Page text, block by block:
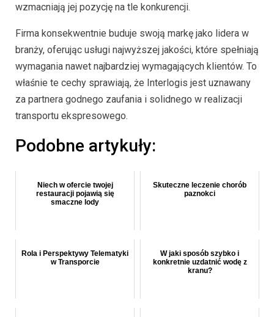
wzmacniają jej pozycję na tle konkurencji.
Firma konsekwentnie buduje swoją markę jako lidera w
branży, oferując usługi najwyższej jakości, które spełniają
wymagania nawet najbardziej wymagających klientów. To
właśnie te cechy sprawiają, że Interlogis jest uznawany
za partnera godnego zaufania i solidnego w realizacji
transportu ekspresowego.
Podobne artykuły:
Niech w ofercie twojej
restauracji pojawią się
smaczne lody
Skuteczne leczenie chorób
paznokci
Rola i Perspektywy Telematyki
w Transporcie
W jaki sposób szybko i
konkretnie uzdatnić wodę z
kranu?